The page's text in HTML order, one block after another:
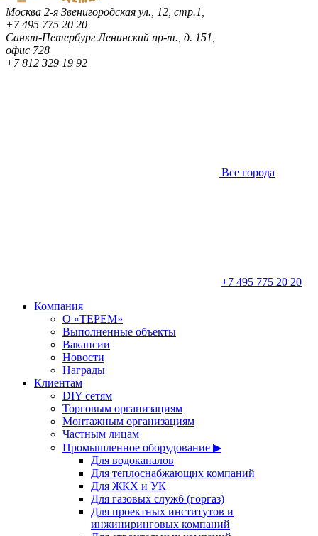
Москва 2-я Звенигородская ул., 12, стр.1,
+7 495 775 20 20
Санкт-ПетербургЛенинский пр-т., д. 151,
офис 728
+7 812 329 19 92
Все города
+7 495 775 20 20
Компания
О «ТЕРЕМ»
Выполненные объекты
Вакансии
Новости
Награды
Клиентам
DIY сетям
Торговым организациям
Монтажным организациям
Частным лицам
Промышленное оборудование ▶
Для водоканалов
Для теплоснабжающих компаний
Для ЖКХ и УК
Для газовых служб (горгаз)
Для проектных институтов и
инжиниринговых компаний